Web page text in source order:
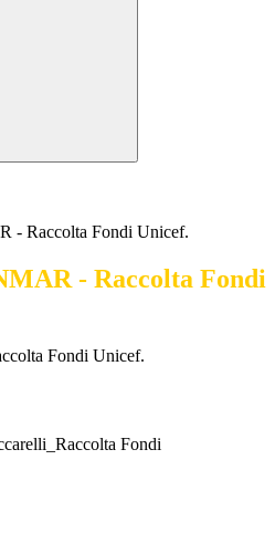
- Raccolta Fondi Unicef.
- Raccolta Fondi
Fondi Unicef.
Fondi